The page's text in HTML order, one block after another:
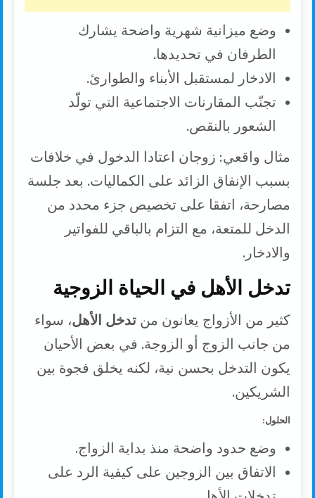
وضع ميزانية شهرية واضحة يشارك
الطرفان في تحديدها.
الادخار لمستقبل الأبناء والطوارئ.
تجنّب المقارنات الاجتماعية التي تولّد
الشعور بالنقص.
مثال واقعي: زوجان اعتادا الدخول في خلافات
بسبب الإنفاق الزائد على الكماليات. بعد جلسة
مصارحة، اتفقا على تخصيص جزء محدد من
الدخل للمتعة، مع التزام بالباقي للفواتير
والادخار.
تدخل الأهل في الحياة الزوجية
كثير من الأزواج يعانون منتدخل الأهل، سواء
من جانب الزوج أو الزوجة. في بعض الأحيان
يكون التدخل بحسن نية، لكنه يخلق فجوة بين
الشريكين.
الحلول:
وضع حدود واضحة منذ بداية الزواج.
الاتفاق بين الزوجين على كيفية الرد على